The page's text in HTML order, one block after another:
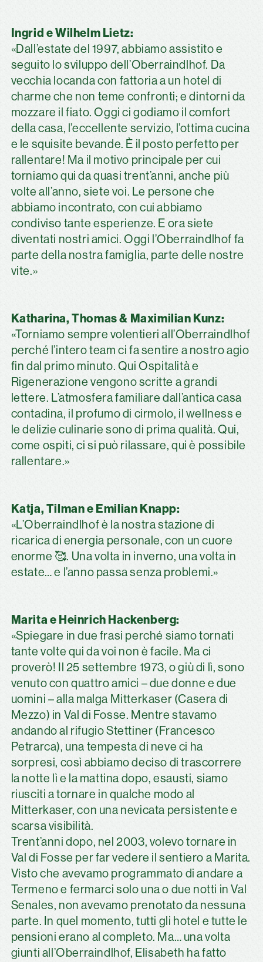
Ingrid e Wilhelm Lietz:
«Dall’estate del 1997, abbiamo assistito e
seguito lo sviluppo dell’Oberraindlhof. Da
vecchia locanda con fattoria a un hotel di
charme che non teme confronti; e dintorni da
mozzare il fiato. Oggi ci godiamo il comfort
della casa, l’eccellente servizio, l’ottima cucina
e le squisite bevande. È il posto perfetto per
rallentare! Ma il motivo principale per cui
torniamo qui da quasi trent’anni, anche più
volte all’anno, siete voi. Le persone che
abbiamo incontrato, con cui abbiamo
condiviso tante esperienze. E ora siete
diventati nostri amici. Oggi l’Oberraindlhof fa
parte della nostra famiglia, parte delle nostre
vite.»
Katharina, Thomas & Maximilian Kunz:
«Torniamo sempre volentieri all’Oberraindlhof
perché l’intero team ci fa sentire a nostro agio
fin dal primo minuto. Qui Ospitalità e
Rigenerazione vengono scritte a grandi
lettere. L’atmosfera familiare dall’antica casa
contadina, il profumo di cirmolo, il wellness e
le delizie culinarie sono di prima qualità. Qui,
come ospiti, ci si può rilassare, qui è possibile
rallentare.»
Katja, Tilman e Emilian Knapp:
«L’Oberraindlhof è la nostra stazione di
ricarica di energia personale, con un cuore
enorme 🥰. Una volta in inverno, una volta in
estate… e l’anno passa senza problemi.»
Marita e Heinrich Hackenberg:
«Spiegare in due frasi perché siamo tornati
tante volte qui da voi non è facile. Ma ci
proverò! Il 25 settembre 1973, o giù di lì, sono
venuto con quattro amici – due donne e due
uomini – alla malga Mitterkaser (Casera di
Mezzo) in Val di Fosse. Mentre stavamo
andando al rifugio Stettiner (Francesco
Petrarca), una tempesta di neve ci ha
sorpresi, così abbiamo deciso di trascorrere
la notte lì e la mattina dopo, esausti, siamo
riusciti a tornare in qualche modo al
Mitterkaser, con una nevicata persistente e
scarsa visibilità.
Trent’anni dopo, nel 2003, volevo tornare in
Val di Fosse per far vedere il sentiero a Marita.
Visto che avevamo programmato di andare a
Termeno e fermarci solo una o due notti in Val
Senales, non avevamo prenotato da nessuna
parte. In quel momento, tutti gli hotel e tutte le
pensioni erano al completo. Ma… una volta
giunti all’Oberraindlhof, Elisabeth ha fatto